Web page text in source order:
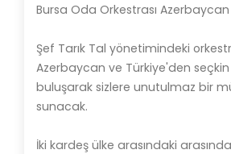
Bursa Oda Orkestrası
Şef Tarık Tal yönetimindeki
Azerbaycan ve Türkiye'den
buluşarak sizlere unutulmaz bir
sunacak.
İki kardeş ülke arasındaki